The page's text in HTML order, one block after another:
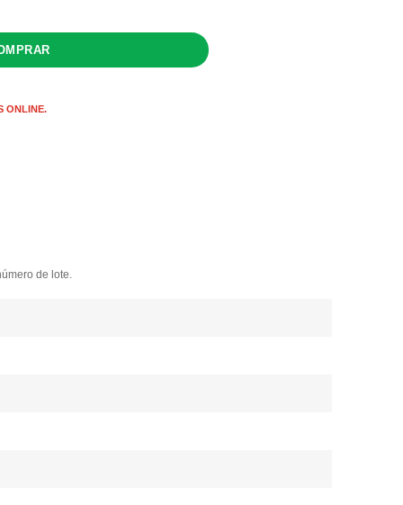
ONLINE.
de lote.